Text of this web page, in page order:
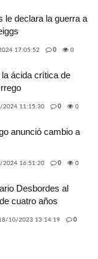
le declara la guerra a
17:05:52 0 0
ácida crítica de
2024 11:15:30 0 0
anunció cambio a
2024 16:51:20 0 0
Desbordes al
cuatro años
10/2023 13:14:19 0